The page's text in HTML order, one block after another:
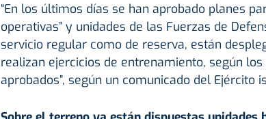
“En los últimos días se han aprobado planes
operativas” y unidades de las Fuerzas de
servicio regular como de reserva, están
realizan ejercicios de entrenamiento, según
aprobados”, según un comunicado del Ejército